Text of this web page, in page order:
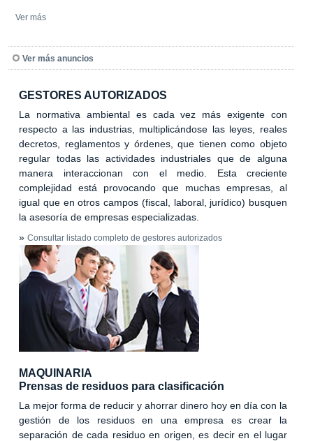
Ver más
Ver más anuncios
GESTORES AUTORIZADOS
La normativa ambiental es cada vez más exigente con
respecto a las industrias, multiplicándose las leyes, reales
decretos, reglamentos y órdenes, que tienen como objeto
regular todas las actividades industriales que de alguna
manera interaccionan con el medio. Esta creciente
complejidad está provocando que muchas empresas, al
igual que en otros campos (fiscal, laboral, jurídico) busquen
la asesoría de empresas especializadas.
» Consultar listado completo de gestores autorizados
MAQUINARIA
Prensas de residuos para clasificación
La mejor forma de reducir y ahorrar dinero hoy en día con la
gestión de los residuos en una empresa es crear la
separación de cada residuo en origen, es decir en el lugar